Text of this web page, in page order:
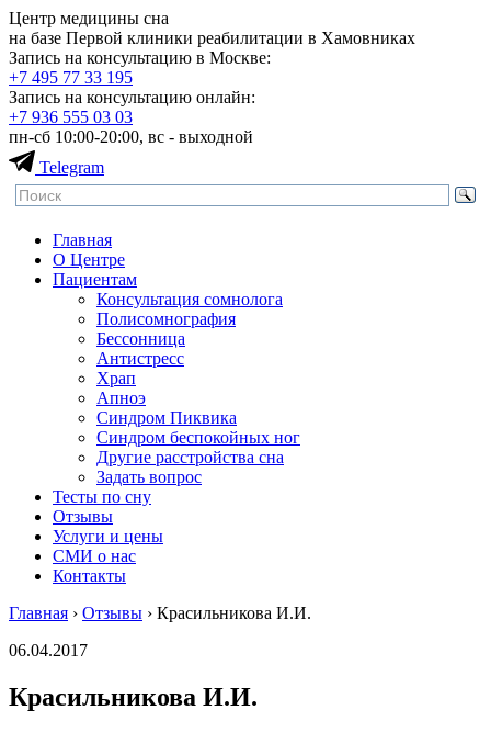
Центр медицины сна
на базе Первой клиники реабилитации в Хамовниках
Запись на консультацию в Москве:
+7 495 77 33 195
Запись на консультацию онлайн:
+7 936 555 03 03
пн-сб 10:00-20:00, вс - выходной
Telegram
Главная
О Центре
Пациентам
Консультация сомнолога
Полисомнография
Бессонница
Антистресс
Храп
Апноэ
Синдром Пиквика
Синдром беспокойных ног
Другие расстройства сна
Задать вопрос
Тесты по сну
Отзывы
Услуги и цены
СМИ о нас
Контакты
Главная › Отзывы › Красильникова И.И.
06.04.2017
Красильникова И.И.